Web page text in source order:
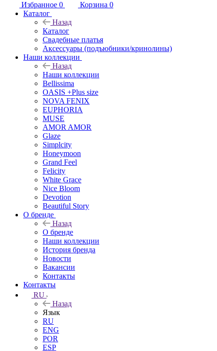
Избранное 0 Корзина 0
Каталог
Назад
Каталог
Свадебные платья
Аксессуары (подъюбники/кринолины)
Наши коллекции
Назад
Наши коллекции
Bellissima
OASIS +Plus size
NOVA FENIX
EUPHORIA
MUSE
AMOR AMOR
Glaze
Simplcity
Honeymoon
Grand Feel
Felicity
White Grace
Nice Bloom
Devotion
Beautiful Story
О бренде
Назад
О бренде
Наши коллекции
История бренда
Новости
Вакансии
Контакты
Контакты
RU
Назад
Язык
RU
ENG
POR
ESP